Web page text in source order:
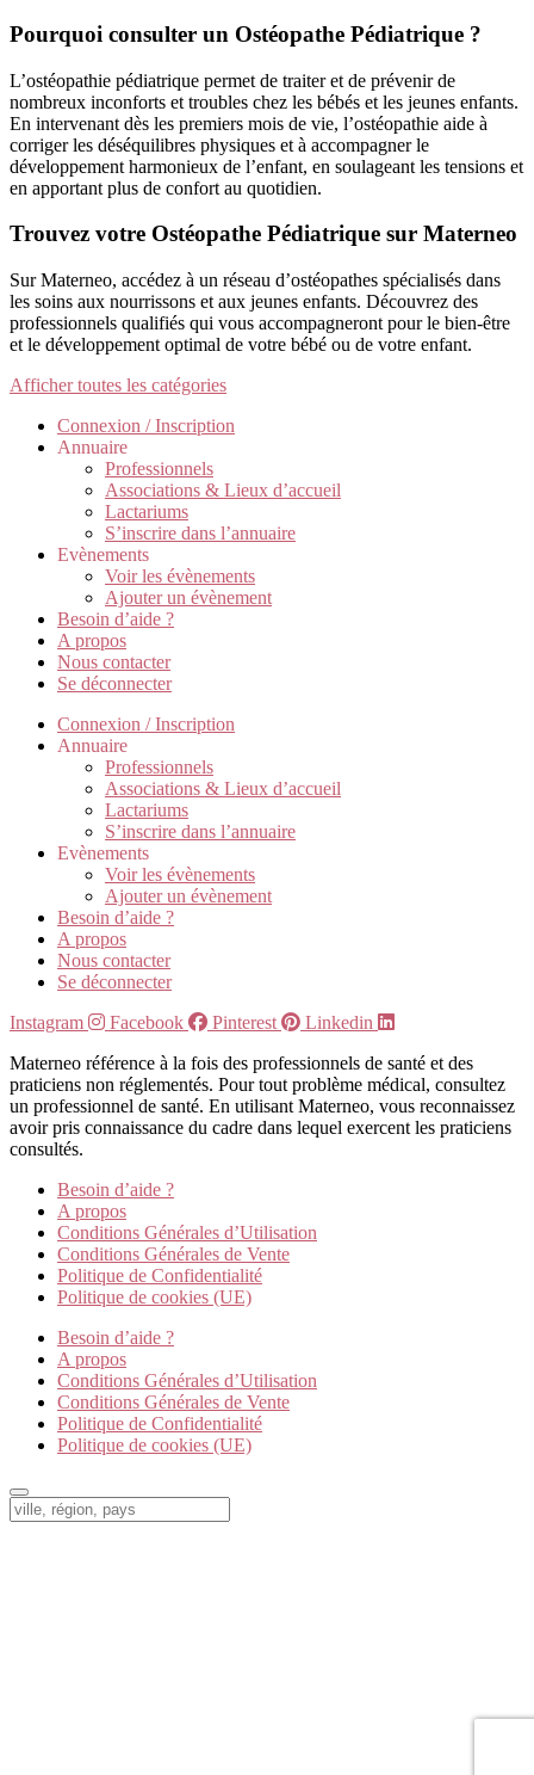
Pourquoi consulter un Ostéopathe Pédiatrique ?
L’ostéopathie pédiatrique permet de traiter et de prévenir de
nombreux inconforts et troubles chez les bébés et les jeunes enfants.
En intervenant dès les premiers mois de vie, l’ostéopathie aide à
corriger les déséquilibres physiques et à accompagner le
développement harmonieux de l’enfant, en soulageant les tensions et
en apportant plus de confort au quotidien.
Trouvez votre Ostéopathe Pédiatrique sur Materneo
Sur Materneo, accédez à un réseau d’ostéopathes spécialisés dans
les soins aux nourrissons et aux jeunes enfants. Découvrez des
professionnels qualifiés qui vous accompagneront pour le bien-être
et le développement optimal de votre bébé ou de votre enfant.
Afficher toutes les catégories
Connexion / Inscription
Annuaire
Professionnels
Associations & Lieux d’accueil
Lactariums
S’inscrire dans l’annuaire
Evènements
Voir les évènements
Ajouter un évènement
Besoin d’aide ?
A propos
Nous contacter
Se déconnecter
Connexion / Inscription
Annuaire
Professionnels
Associations & Lieux d’accueil
Lactariums
S’inscrire dans l’annuaire
Evènements
Voir les évènements
Ajouter un évènement
Besoin d’aide ?
A propos
Nous contacter
Se déconnecter
Instagram
Facebook Pinterest
Linkedin
Materneo référence à la fois des professionnels de santé et des
praticiens non réglementés. Pour tout problème médical, consultez
un professionnel de santé. En utilisant Materneo, vous reconnaissez
avoir pris connaissance du cadre dans lequel exercent les praticiens
consultés.
Besoin d’aide ?
A propos
Conditions Générales d’Utilisation
Conditions Générales de Vente
Politique de Confidentialité
Politique de cookies (UE)
Besoin d’aide ?
A propos
Conditions Générales d’Utilisation
Conditions Générales de Vente
Politique de Confidentialité
Politique de cookies (UE)